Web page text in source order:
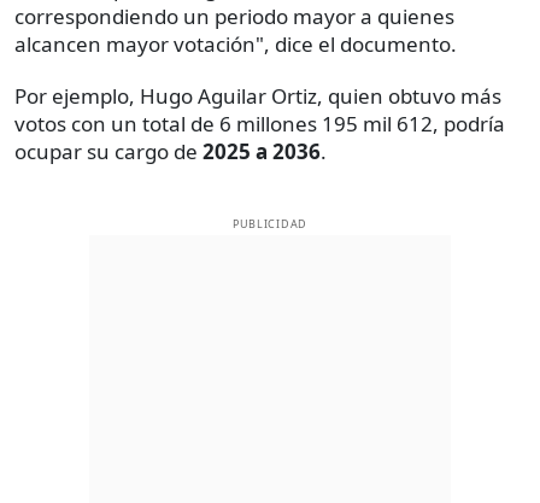
correspondiendo un periodo mayor a quienes
alcancen mayor votación", dice el documento.
Por ejemplo, Hugo Aguilar Ortiz, quien obtuvo más
votos con un total de 6 millones 195 mil 612, podría
ocupar su cargo de 2025 a 2036.
PUBLICIDAD